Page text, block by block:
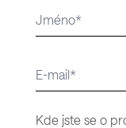
Kde jste se o